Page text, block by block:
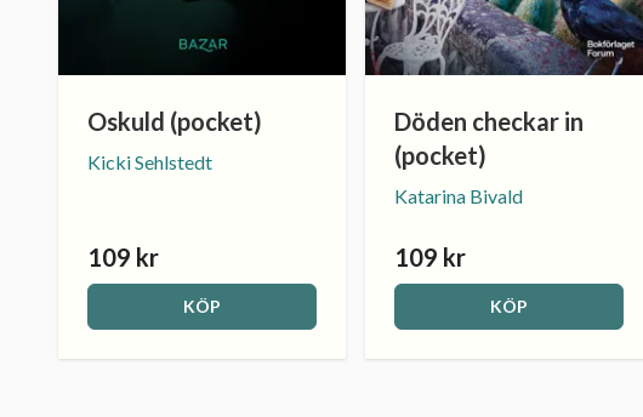
Oskuld (pocket)
Kicki Sehlstedt
109 kr
KÖP
Döden checkar in
(pocket)
Katarina Bivald
109 kr
KÖP